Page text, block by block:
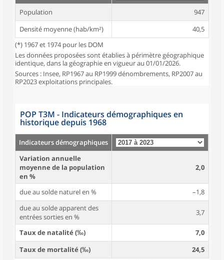
Population
947
Densité moyenne (hab/km²)
40,5
(*) 1967 et 1974 pour les DOM
Les données proposées sont établies à périmètre géographique
identique, dans la géographie en vigueur au 01/01/2026.
Sources : Insee, RP1967 au RP1999 dénombrements, RP2007 au
RP2023 exploitations principales.
POP T3M - Indicateurs démographiques en
historique depuis 1968
Indicateurs démographiques
Variation annuelle
moyenne de la population
en %
2,0
due au solde naturel en %
–1,8
due au solde apparent des
entrées sorties en %
3,7
Taux de natalité (‰)
7,0
Taux de mortalité (‰)
24,5